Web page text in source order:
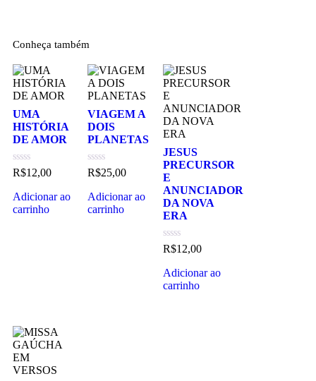
Conheça também
UMA
HISTÓRIA
DE AMOR
Avaliação
5
R$12,00
Adicionar ao
carrinho
VIAGEM A
DOIS
PLANETAS
Avaliação
5
R$25,00
Adicionar ao
carrinho
JESUS
PRECURSOR
E
ANUNCIADOR
DA NOVA
ERA
Avaliação
5
R$12,00
Adicionar ao
carrinho